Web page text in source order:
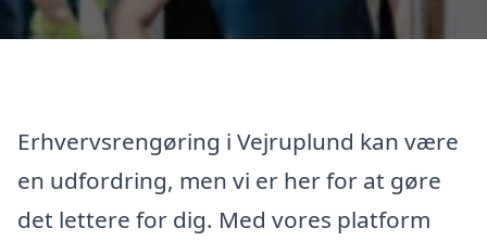
Erhvervsrengøring i Vejruplund kan være
en udfordring, men vi er her for at gøre
det lettere for dig. Med vores platform